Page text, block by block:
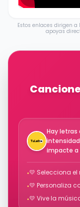
Estos enlaces dirigen
apoyas
Hay letras
impacte a
•💛 Selecciona
•💛 Personaliza
•💛 Vive la